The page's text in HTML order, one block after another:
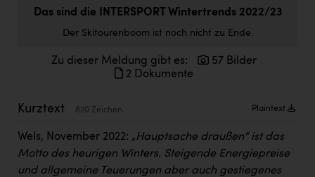
Doppler Gruppe
everfield
Fristads Austria
HIG Infomotion Group
IFE Austria GmbH
Das sind die INTERSPORT Wintertrends 2022/23
Der Skitourenboom ist noch nicht zu Ende.
Zu dieser Meldung gibt es:
57 Bilder
2 Dokumente
Kurztext 820 Zeichen Plaintext
Wels, November 2022: „Hauptsache draußen“ ist das
Motto des heurigen Winters. Steigende Energiepreise
und allgemeine Teuerungen aber auch gestiegenes